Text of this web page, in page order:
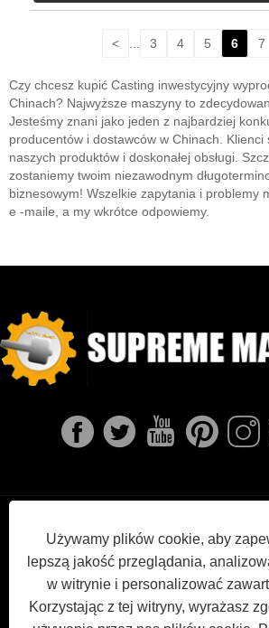
< 3 4 5 6 7
Czy chcesz kupić Casting inwestycyjny
Chinach? Najwyższe maszyny to
Jesteśmy znani jako jeden z najbardziej
producentów i dostawców w Chinach. Klienci
naszych produktów i doskonałej obsługi.
zostaniemy twoim niezawodnym
biznesowym! Wszelkie zapytania i problemy
e -maile, a my wkrótce odpowiemy.
Używamy plików cookie, aby
lepszą jakość przeglądania,
w witrynie i personalizować
Korzystając z tej witryny, wyrażasz